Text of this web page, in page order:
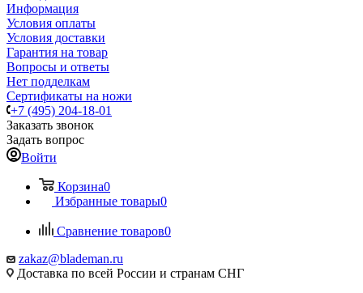
Информация
Условия оплаты
Условия доставки
Гарантия на товар
Вопросы и ответы
Нет подделкам
Сертификаты на ножи
+7 (495) 204-18-01
Заказать звонок
Задать вопрос
Войти
Корзина0
Избранные товары0
Сравнение товаров0
zakaz@blademan.ru
Доставка по всей России и странам СНГ